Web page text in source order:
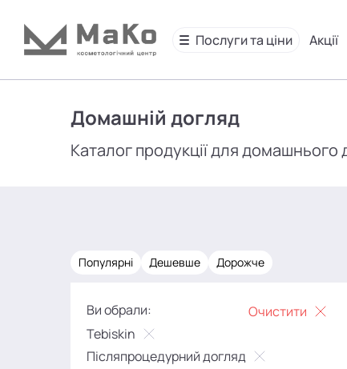
Послуги та ціни Акції
Домашній догляд
Каталог продукції для домашнього
Популярні Дешевше Дорожче
Ви обрали:
Очистити
Tebiskin
Післяпроцедурний догляд